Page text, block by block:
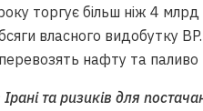
торгує більш ніж 4
власного видобутку
перевозять нафту та паливо
Ірані та ризиків для